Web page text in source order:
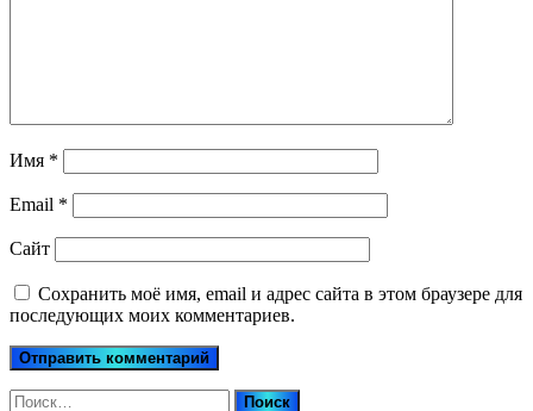
Имя *
Email *
Сайт
Сохранить моё имя, email и адрес сайта в этом браузере для
последующих моих комментариев.
Найти: